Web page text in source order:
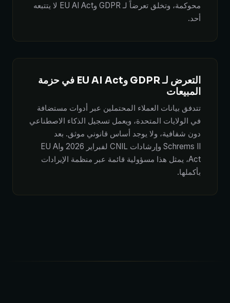
محوكمة، وتخلق تعرضاً لـ GDPR وEU AI Act لا يتتبعه
أحد.
التعرض لـ GDPR وEU AI Act في حزمة
المبيعات
تتدفق بيانات العملاء المحتملين عبر أدوات مستضافة
في الولايات المتحدة، ويعمل تسجيل الذكاء الاصطناعي
دون شفافية، ولا يوجد أساس قانوني موثق. بعد
Schrems II وإرشادات CNIL لفبراير 2026 وEU AI
Act، يمثل هذا مسؤولية قائمة عبر منظمة الإيرادات
بأكملها.